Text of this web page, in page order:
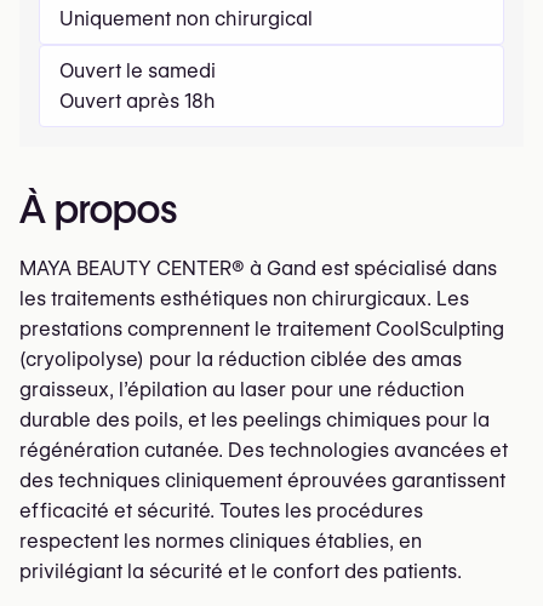
Uniquement non chirurgical
Ouvert le samedi
Ouvert après 18h
À propos
MAYA BEAUTY CENTER®️ à Gand est spécialisé dans
les traitements esthétiques non chirurgicaux. Les
prestations comprennent le traitement CoolSculpting
(cryolipolyse) pour la réduction ciblée des amas
graisseux, l’épilation au laser pour une réduction
durable des poils, et les peelings chimiques pour la
régénération cutanée. Des technologies avancées et
des techniques cliniquement éprouvées garantissent
efficacité et sécurité. Toutes les procédures
respectent les normes cliniques établies, en
privilégiant la sécurité et le confort des patients.